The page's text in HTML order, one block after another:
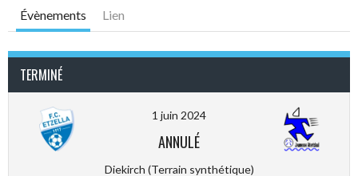
Évènements Lien
TERMINÉ
1 juin 2024
ANNULÉ
Diekirch (Terrain synthétique)